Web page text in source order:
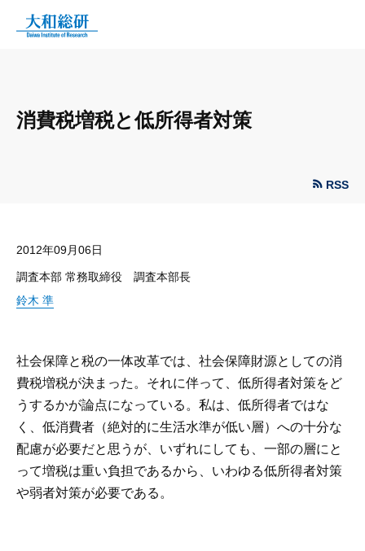
消費税増税と低所得者対策
RSS
2012年09月06日
調査本部 常務取締役 調査本部長
鈴木 準
社会保障と税の一体改革では、社会保障財源としての消
費税増税が決まった。それに伴って、低所得者対策をど
うするかが論点になっている。私は、低所得者ではな
く、低消費者（絶対的に生活水準が低い層）への十分な
配慮が必要だと思うが、いずれにしても、一部の層にと
って増税は重い負担であるから、いわゆる低所得者対策
や弱者対策が必要である。